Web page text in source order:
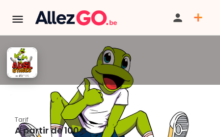
ADSL - Stages été 2026
Tarif
A partir de 100€